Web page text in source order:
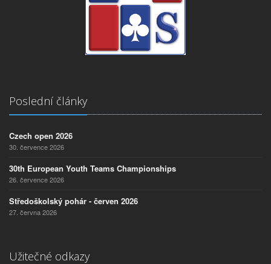
Poslední články
Czech open 2026
30. července 2026
30th European Youth Teams Championships
26. července 2026
Středoškolský pohár - červen 2026
27. června 2026
Užitečné odkazy